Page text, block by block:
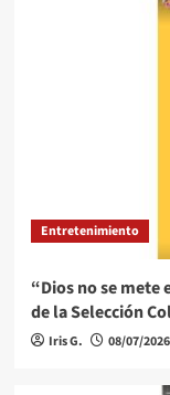
Entretenimiento
“Dios no se
de la Selección
Iris G. 08/07/2026